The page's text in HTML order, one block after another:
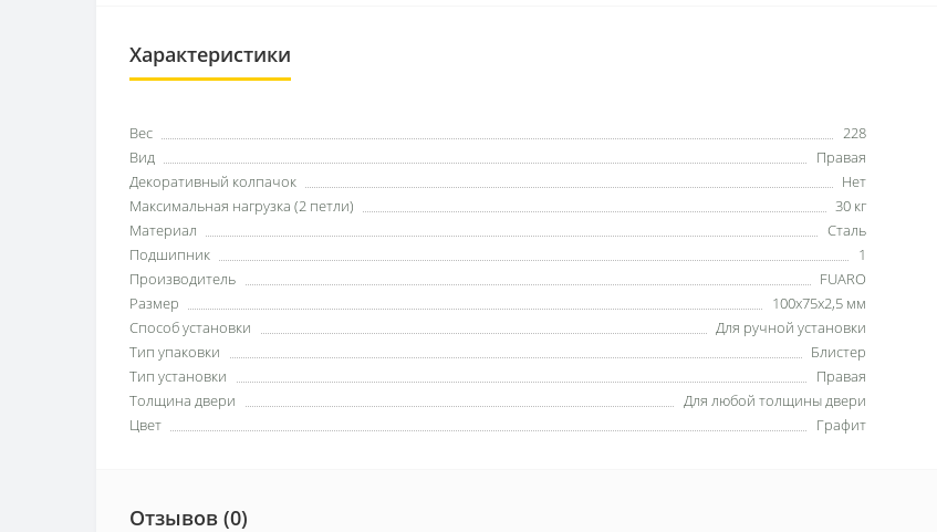
Характеристики
Вес
228
Вид
Правая
Декоративный колпачок
Нет
Максимальная нагрузка (2 петли)
30 кг
Материал
Сталь
Подшипник
1
Производитель
FUARO
Размер
100x75x2,5 мм
Способ установки
Для ручной установки
Тип упаковки
Блистер
Тип установки
Правая
Толщина двери
Для любой толщины двери
Цвет
Графит
Отзывов (0)